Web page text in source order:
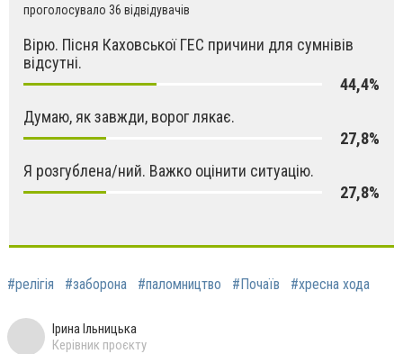
проголосувало 36 відвідувачів
Вірю. Пісня Каховської ГЕС причини для сумнівів
відсутні.
44,4%
Думаю, як завжди, ворог лякає.
27,8%
Я розгублена/ний. Важко оцінити ситуацію.
27,8%
#релігія #заборона #паломництво #Почаїв #хресна хода
Ірина Ільницька
Керівник проєкту